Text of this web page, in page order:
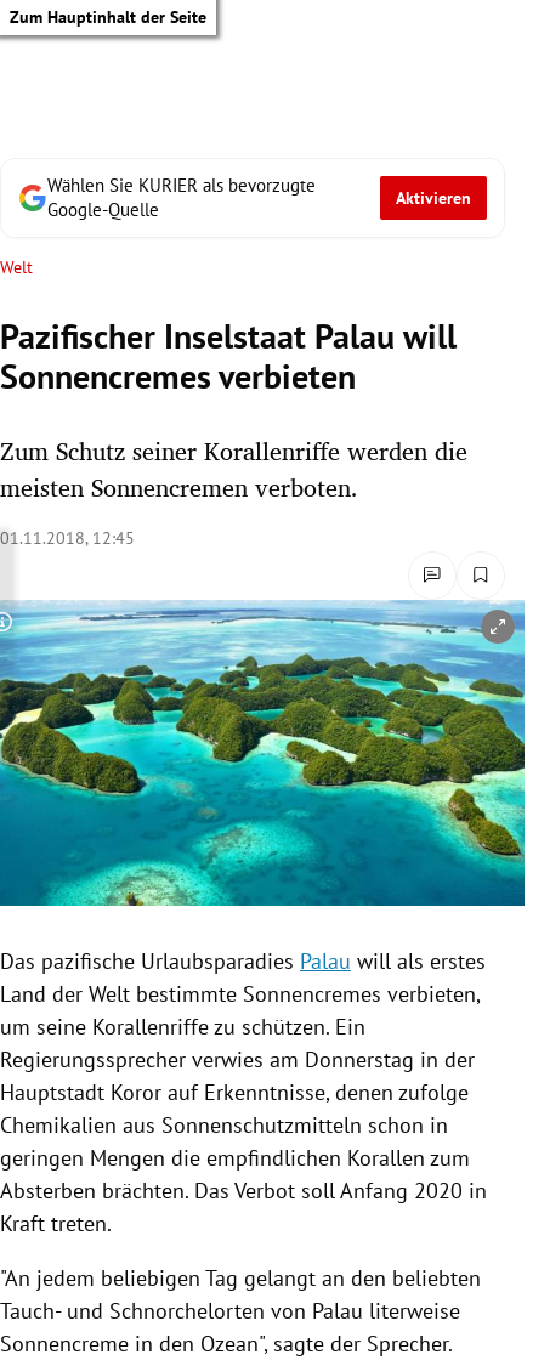
Zum Hauptinhalt der Seite
Untermenü
Untermenü
Untermenü
Untermenü
Untermenü
Untermenü
Untermenü
Wählen Sie KURIER als bevorzugte
Google-Quelle
Aktivieren
Welt
Pazifischer Inselstaat Palau will
Sonnencremes verbieten
Zum Schutz seiner Korallenriffe werden die
meisten Sonnencremen verboten.
01.11.2018, 12:45
Copyright-Hinweis öffnen/schließen
Das pazifische Urlaubsparadies Palau will als erstes
Land der Welt bestimmte Sonnencremes verbieten,
um seine Korallenriffezu schützen. Ein
Regierungssprecher verwies am Donnerstag in der
Hauptstadt Koror auf Erkenntnisse, denen zufolge
Chemikalien aus Sonnenschutzmitteln schon in
geringen Mengen die empfindlichen Korallen zum
Absterben brächten. Das Verbot soll Anfang 2020 in
Kraft treten.
"An jedem beliebigen Tag gelangt an den beliebten
Tauch- und Schnorchelorten von Palau literweise
Sonnencreme in den Ozean", sagte der Sprecher.